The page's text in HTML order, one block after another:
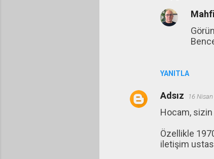
YANITLA
Adsız 16
Hocam, sizin
Özellikle
iletişim